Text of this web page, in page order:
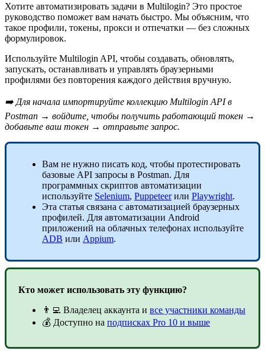
Хотите автоматизировать задачи в Multilogin? Это простое
руководство поможет вам начать быстро. Мы объясним, что
такое профили, токены, прокси и отпечатки — без сложных
формулировок.
Используйте Multilogin API, чтобы создавать, обновлять,
запускать, останавливать и управлять браузерными
профилями без повторения каждого действия вручную.
➡️ Для начала импортируйте коллекцию Multilogin APIв
Postman → войдите, чтобы получить работающий токен →
добавьте ваш токен → отправьте запрос.
Вам не нужно писать код, чтобы протестировать
базовые API запросы в Postman. Для
программных скриптов автоматизации
используйте Selenium, Puppeteerили Playwright.
Эта статья связана с автоматизацией браузерных
профилей. Для автоматизации Android
приложений на облачных телефонах используйте
ADB или Appium.
Кто может использовать эту функцию?
👨‍💻 Владелец аккаунта и все участники команды
💰 Доступно на подписках Pro 10 и выше